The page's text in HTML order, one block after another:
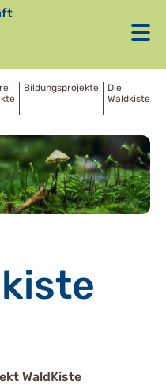
Bildungsprojekte
Die
Waldkiste
WaldKiste